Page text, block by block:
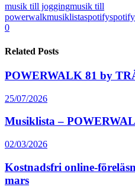
musik till joggingmusik till
powerwalkmusiklistaspotify
0
Related Posts
POWERWALK 81 by
25/07/2026
Musiklista –
02/03/2026
Kostnadsfri online-
mars